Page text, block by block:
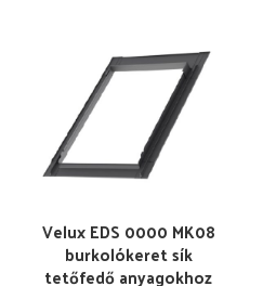
Velux EDS 0000 MK08
burkolókeret sík
tetőfedő anyagokhoz